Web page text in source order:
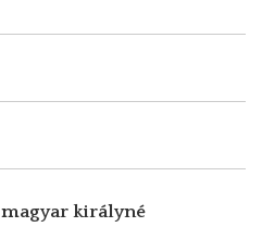
királyné